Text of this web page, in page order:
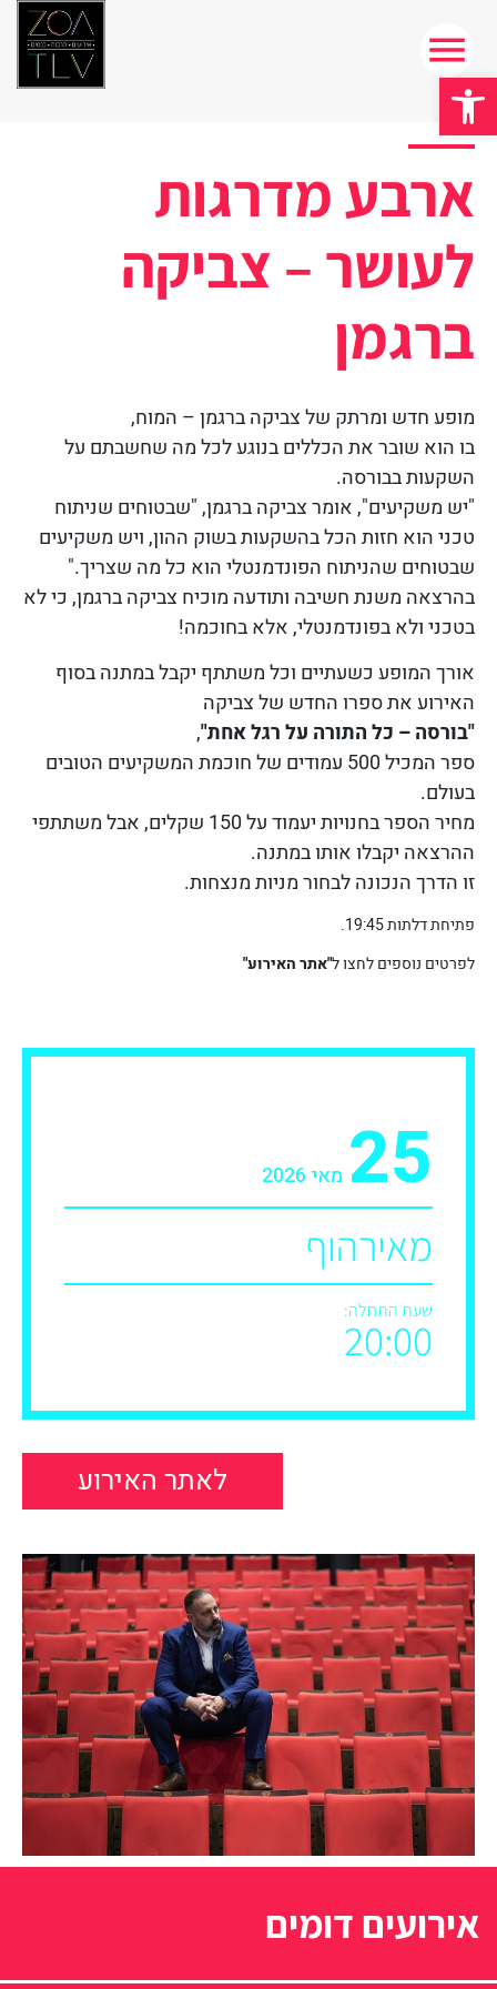
פתח סרגל נגישות
ארבע מדרגות
לעושר – צביקה
ברגמן
מופע חדש ומרתק של צביקה ברגמן – המוח,
בו הוא שובר את הכללים בנוגע לכל מה שחשבתם על
השקעות בבורסה.
"יש משקיעים", אומר צביקה ברגמן, "שבטוחים שניתוח
טכני הוא חזות הכל בהשקעות בשוק ההון, ויש משקיעים
שבטוחים שהניתוח הפונדמנטלי הוא כל מה שצריך."
בהרצאה משנת חשיבה ותודעה מוכיח צביקה ברגמן, כי לא
בטכני ולא בפונדמנטלי,אלא בחוכמה!
אורך המופע כשעתיים וכל משתתף יקבל במתנה בסוף
האירועאת ספרו החדש של צביקה
"בורסה – כל התורה על רגל אחת",
ספר המכיל 500 עמודים של חוכמת המשקיעים הטובים
בעולם.
מחיר הספר בחנויות יעמוד על 150 שקלים, אבל משתתפי
ההרצאה יקבלו אותו במתנה.
זו הדרך הנכונה לבחור מניות מנצחות.
פתיחת דלתות 19:45.
לפרטים נוספים לחצו ל"אתר האירוע"
25 מאי 2026
מאירהוף
שעת התחלה:
20:00
לאתר האירוע
אירועים דומים